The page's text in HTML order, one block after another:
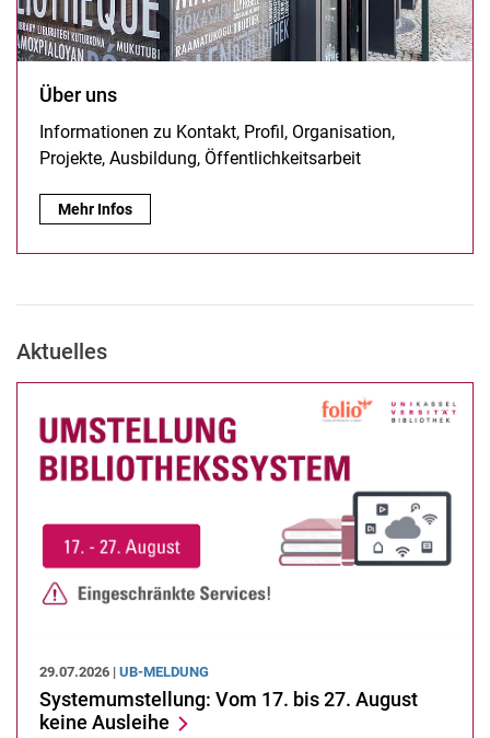
Über uns
Informationen zu Kontakt, Profil, Organisation,
Projekte, Ausbildung, Öffentlichkeitsarbeit
Über uns:
Mehr Infos
Aktuelles
29.07.2026 | UB-MELDUNG
Systemumstellung: Vom 17. bis 27. August
keine Ausleihe